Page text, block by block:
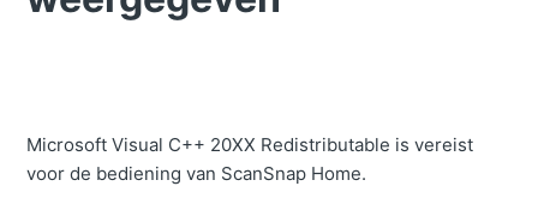
Microsoft Visual C++ 20XX Redistributable is vereist
voor de bediening van ScanSnap Home.